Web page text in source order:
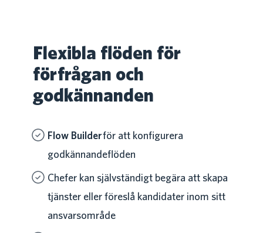
Flexibla flöden för
förfrågan och
godkännanden
Flow Builderför att konfigurera
godkännandeflöden
Chefer kan självständigt begära att skapa
tjänster eller föreslå kandidater inom sitt
ansvarsområde